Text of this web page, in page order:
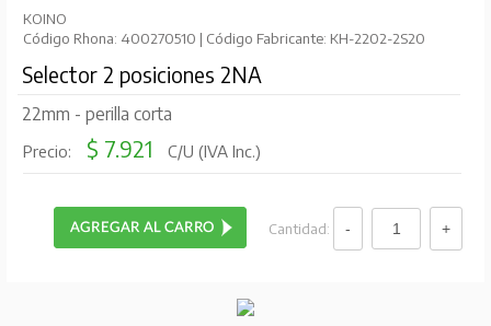
KOINO
Código Rhona: 400270510 | Código Fabricante: KH-2202-2S20
Selector 2 posiciones 2NA
22mm - perilla corta
Precio: $ 7.921 C/U (IVA Inc.)
Cantidad: